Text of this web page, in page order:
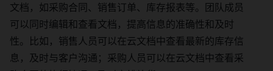
文档，如采购合同、销售订单、库存报表等。团队成员
可以同时编辑和查看文档，提高信息的准确性和及时
性。比如，销售人员可以在云文档中查看最新的库存信
息，及时与客户沟通；采购人员可以在云文档中查看采